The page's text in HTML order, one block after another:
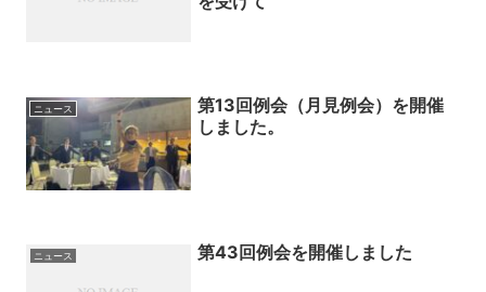
ニュース
第13回例会（月見例会）を開催
しました。
ニュース 第43回例会を開催しました